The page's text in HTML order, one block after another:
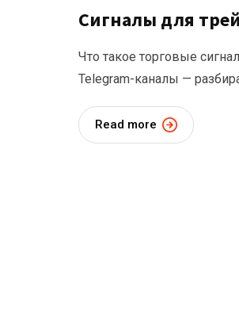
Сигналы для
Что такое торговые
Telegram-каналы —
Read more